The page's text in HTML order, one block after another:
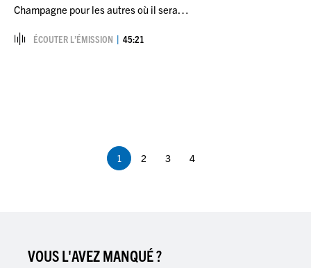
Champagne pour les autres où il sera…
ÉCOUTER L’ÉMISSION 45:21
Page
courante
1 Page
2 Page
3 Page
4
VOUS L'AVEZ MANQUÉ ?